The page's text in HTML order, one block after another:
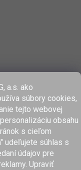
a.s. ako
súbory cookies,
tejto webovej
obsahu
s cieľom
udeľujete súhlas s
údajov pre
Upraviť